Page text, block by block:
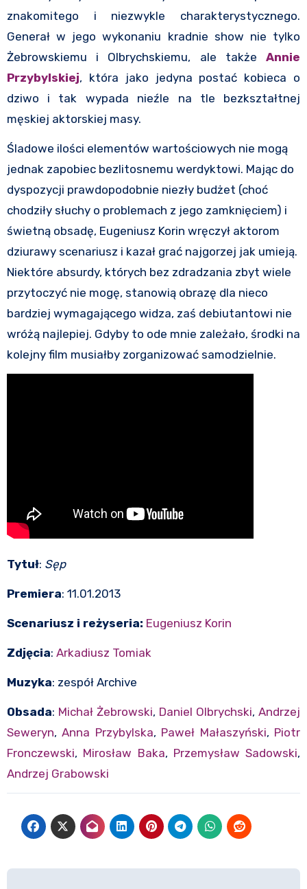
znakomitego i niezwykle charakterystycznego.
Generał w jego wykonaniu kradnie show nie tylko
Żebrowskiemu i Olbrychskiemu, ale takżeAnnie
Przybylskiej, która jako jedyna postać kobieca o
dziwo i tak wypada nieźle na tle bezkształtnej
męskiej aktorskiej masy.
Śladowe ilości elementów wartościowych nie mogą
jednak zapobiec bezlitosnemu werdyktowi. Mając do
dyspozycji prawdopodobnie niezły budżet (choć
chodziły słuchy o problemach z jego zamknięciem) i
świetną obsadę, Eugeniusz Korin wręczył aktorom
dziurawy scenariusz i kazał grać najgorzej jak umieją.
Niektóre absurdy, których bez zdradzania zbyt wiele
przytoczyć nie mogę, stanowią obrazę dla nieco
bardziej wymagającego widza, zaś debiutantowi nie
wróżą najlepiej. Gdyby to ode mnie zależało, środki na
kolejny film musiałby zorganizować samodzielnie.
Tytuł: Sęp
Premiera: 11.01.2013
Scenariusz i reżyseria: Eugeniusz Korin
Zdjęcia: Arkadiusz Tomiak
Muzyka: zespół Archive
Obsada: Michał Żebrowski, Daniel Olbrychski,Andrzej
Seweryn,Anna Przybylska, Paweł Małaszyński, Piotr
Fronczewski, Mirosław Baka, Przemysław Sadowski,
Andrzej Grabowski